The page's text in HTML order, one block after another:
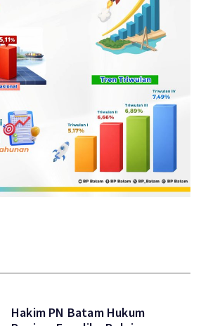
Hakim PN Batam Hukum